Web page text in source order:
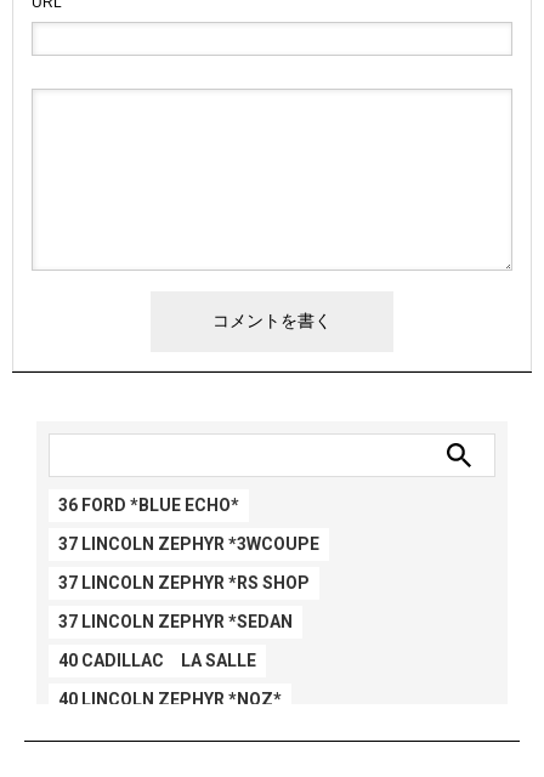
36 FORD *BLUE ECHO*
37 LINCOLN ZEPHYR *3WCOUPE
37 LINCOLN ZEPHYR *RS SHOP
37 LINCOLN ZEPHYR *SEDAN
40 CADILLAC LA SALLE
40 LINCOLN ZEPHYR *NOZ*
40 LINCOLN ZEPHYR *V12*